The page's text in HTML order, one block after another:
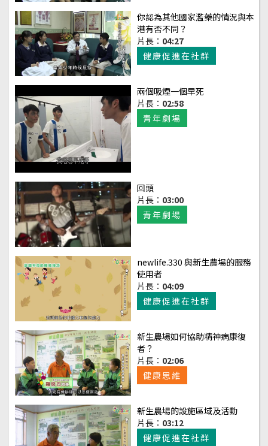
你認為其他國家濫藥的情況與本
港有否不同？
片長： 04:27
健康促進在社群
兩個吸煙一個早死
片長： 02:58
青年劇場
回頭
片長： 03:00
青年劇場
newlife.330 與新生農場的服務
使用者
片長： 04:09
健康促進在社群
新生農場如何協助精神病康復
者？
片長： 02:06
健康思維
新生農場的設施區域及活動
片長： 03:12
健康促進在社群